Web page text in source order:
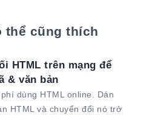
thể cũng thích
HTML trên mạng để
& văn bản
dùng HTML online. Dán
HTML và chuyển đổi nó trở